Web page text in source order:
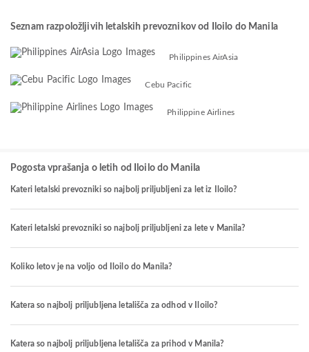
Seznam razpoložljivih letalskih prevoznikov od Iloilo do Manila
Philippines AirAsia
Cebu Pacific
Philippine Airlines
Pogosta vprašanja o letih od Iloilo do Manila
Kateri letalski prevozniki so najbolj priljubljeni za let iz Iloilo?
Kateri letalski prevozniki so najbolj priljubljeni za lete v Manila?
Koliko letov je na voljo od Iloilo do Manila?
Katera so najbolj priljubljena letališča za odhod v Iloilo?
Katera so najbolj priljubljena letališča za prihod v Manila?